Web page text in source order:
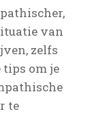
van
zelfs
tips om je
te